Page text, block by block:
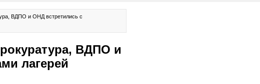
ВДПО и ОНД встретились с
ВДПО и
лагерей